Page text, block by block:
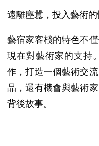
遠離塵囂，投入藝術
藝宿家客棧的特色不
現在對藝術家的支持
作，打造一個藝術交
品，還有機會與藝術
背後故事。